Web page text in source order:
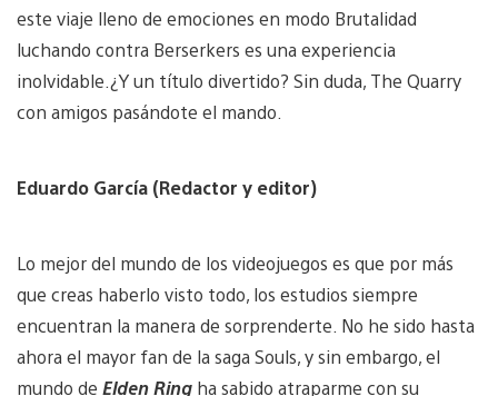
este viaje lleno de emociones en modo Brutalidad
luchando contra Berserkers es una experiencia
inolvidable.¿Y un título divertido? Sin duda, The Quarry
con amigos pasándote el mando.
Eduardo García (Redactor y editor)
Lo mejor del mundo de los videojuegos es que por más
que creas haberlo visto todo, los estudios siempre
encuentran la manera de sorprenderte. No he sido hasta
ahora el mayor fan de la saga Souls, y sin embargo, el
mundo de Elden Ring ha sabido atraparme con su